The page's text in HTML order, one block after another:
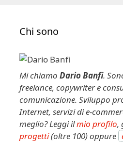
Chi sono
Mi chiamo Dario Banfi.
freelance, copywriter e
comunicazione. Sviluppo
Internet, servizi di e-
meglio? Leggi ilmio profilo,
progetti(oltre 100) oppure